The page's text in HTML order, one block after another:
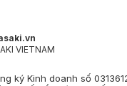
VIETNAM
ký Kinh doanh số